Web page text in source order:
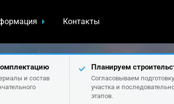
Контакты
и состав
Планируем
Согласовываем подготовку
участка и
этапов.